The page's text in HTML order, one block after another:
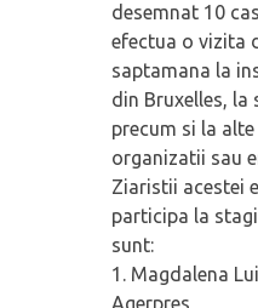
desemnat 10
efectua o vizita
saptamana la
din Bruxelles, la
precum si la
organizatii sau
Ziaristii acestei
participa la
sunt:
1. Magdalena